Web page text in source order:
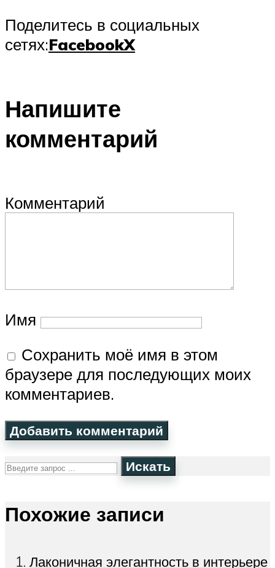
Поделитесь в социальных
сетях:FacebookX
Напишите
комментарий
Комментарий
Имя
Сохранить моё имя в этом
браузере для последующих моих
комментариев.
Искать
Похожие записи
Лаконичная элегантность в интерьере